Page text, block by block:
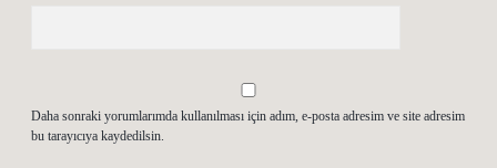
Daha sonraki yorumlarımda kullanılması için adım, e-posta adresim ve site adresim
bu tarayıcıya kaydedilsin.